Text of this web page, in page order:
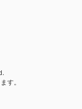
す。